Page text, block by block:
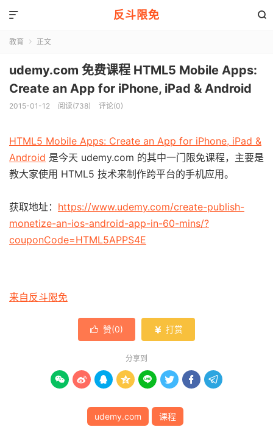
反斗限免 

教育  正文
udemy.com 免费课程 HTML5 Mobile Apps:
Create an App for iPhone, iPad & Android
2015-01-12 阅读(738) 评论(0)
HTML5 Mobile Apps: Create an App for iPhone, iPad &
Android 是今天 udemy.com 的其中一门限免课程，主要是
教大家使用 HTML5 技术来制作跨平台的手机应用。
获取地址： https://www.udemy.com/create-publish-
monetize-an-ios-android-app-in-60-mins/?
couponCode=HTML5APPS4E
来自反斗限免
 赞(0)  打赏
分享到
       
udemy.com 课程